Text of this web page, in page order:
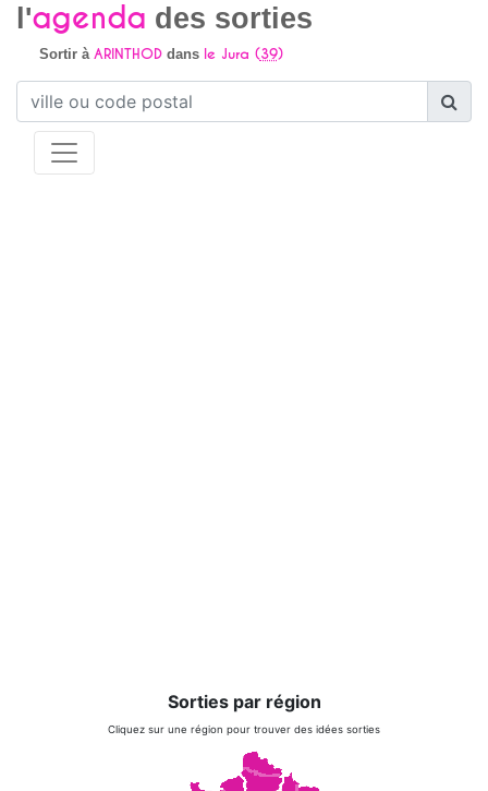
l'agenda des sorties
Sortir à ARINTHODdans le Jura (39)
Sorties par région
Cliquez sur une région pour trouver des idées sorties